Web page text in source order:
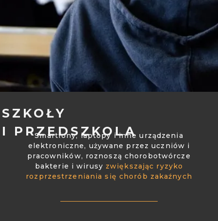
SZKOŁY
I PRZEDSZKOLA
Smartfony, laptopy i inne urządzenia
elektroniczne, używane przez uczniów i
pracowników, roznoszą chorobotwórcze
bakterie i wirusy zwiększając ryzyko
rozprzestrzeniania się chorób zakaźnych